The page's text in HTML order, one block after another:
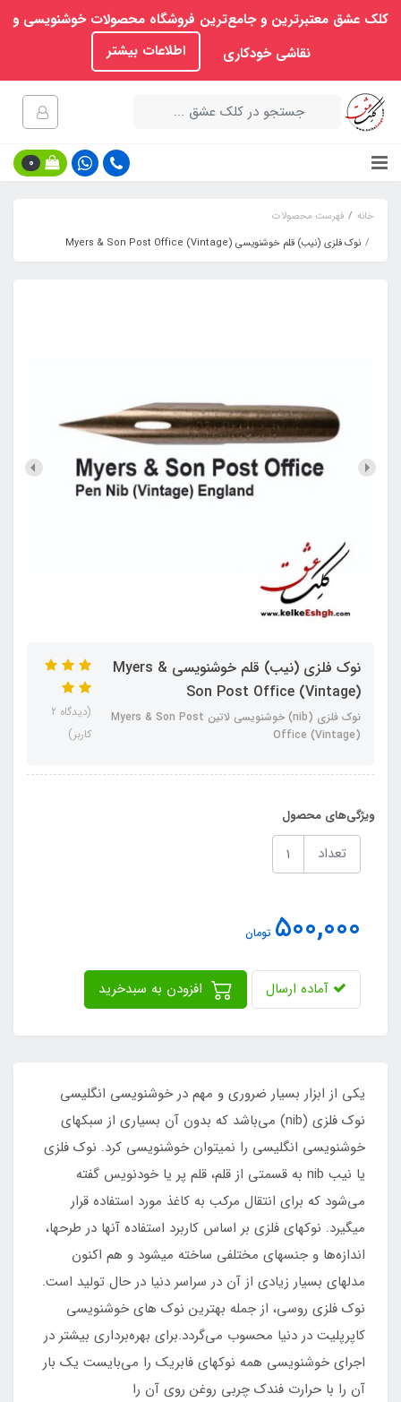
کلک عشق معتبرترین و جامع‌ترین فروشگاه محصولات خوشنویسی و
نقاشی خودکاری
اطلاعات بیشتر
0
خانه
فهرست محصولات
نوک فلزی (نیب) قلم خوشنویسی Myers & Son Post Office (Vintage)
نوک فلزی (نیب) قلم خوشنویسی Myers &
Son Post Office (Vintage)
نوک فلزی (nib) خوشنویسی لاتین Myers & Son Post
Office (Vintage)
(دیدگاه 2
کاربر)
ویژگی‌های محصول
تعداد
500,000 تومان
آماده ارسال
یکی از ابزار بسیار ضروری و مهم در خوشنویسی انگلیسی
نوک فلزی (nib) می‌باشد که بدون آن بسیاری از سبکهای
خوشنویسی انگلیسی را نمیتوان خوشنویسی کرد. نوک فلزی
یا نیب nib به قسمتی از قلم، قلم پر یا خودنویس گفته
می‌شود که برای انتقال مرکب به کاغذ مورد استفاده قرار
میگیرد. نوکهای فلزی بر اساس کاربرد استفاده آنها در طرحها،
اندازه‌ها و جنسهای مختلفی ساخته میشود و هم اکنون
مدلهای بسیار زیادی از آن در سراسر دنیا در حال تولید است.
نوک فلزی روسی، از جمله بهترین نوک های خوشنویسی
کاپرپلیت در دنیا محسوب می‌گردد.برای بهره‌برداری بیشتر در
اجرای خوشنویسی همه نوکهای فابریک را می‌بایست یک بار
آن را با حرارت فندک چربی روغن روی آن را